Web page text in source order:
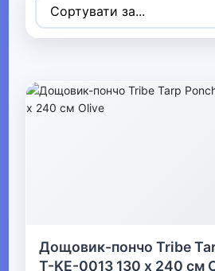
▶
Термобілизна
Дощовик-пончо Tribe
T-KE-0013 130 х 240 см